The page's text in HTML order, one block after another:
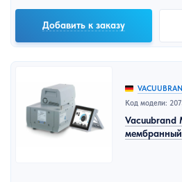
Добавить к заказу
Код модели:
Vacuubrand